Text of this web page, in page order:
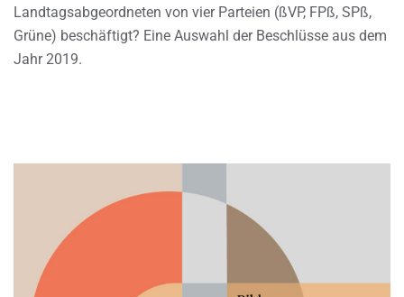
Landtagsabgeordneten von vier Parteien (ßVP, FPß, SPß,
Grüne) beschäftigt? Eine Auswahl der Beschlüsse aus dem
Jahr 2019.